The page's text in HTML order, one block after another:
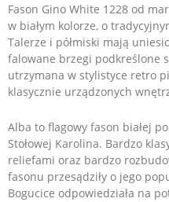
Fason Gino White 1228 od
w białym kolorze, o
Talerze i półmiski mają
falowane brzegi podkreślone
utrzymana w stylistyce retro
klasycznie urządzonych
Alba to flagowy fason białej
Stołowej Karolina. Bardzo
reliefami oraz bardzo
fasonu przesądziły o jego
Bogucice odpowiedziała na